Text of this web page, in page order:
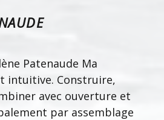
Patenaude Ma
intuitive. Construire,
avec ouverture et
par assemblage